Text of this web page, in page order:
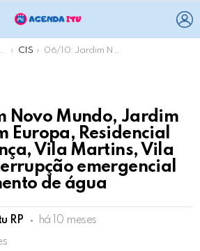
CIS 06/10: Jardim Novo Mundo, Jardim União, Jardim Europa, Residencial Penha de França, Vila Martins, Vila Vivenda – Interrupção emergencial do abastecimento de água
Novo Mundo, Jardim
Europa, Residencial
Vila Martins, Vila
emergencial
de água
RP
há 10 meses